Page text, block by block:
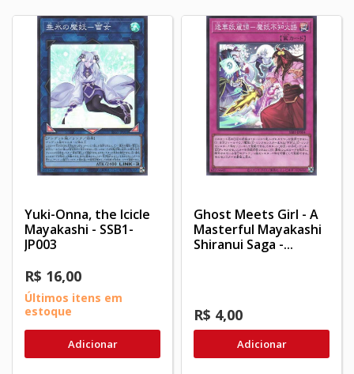
Yuki-Onna, the Icicle
Mayakashi - SSB1-
JP003
R$ 16,00
Últimos itens em
estoque
Adicionar
Ghost Meets Girl - A
Masterful Mayakashi
Shiranui Saga -...
R$ 4,00
Adicionar